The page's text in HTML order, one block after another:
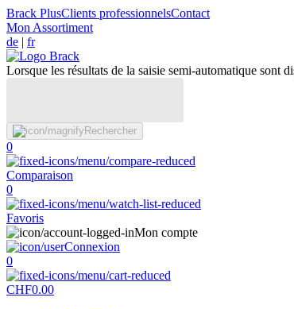
Brack PlusClients professionnelsContact
Mon Assortiment
de | fr
Lorsque les résultats de la saisie semi-automatique sont
Rechercher
0
Comparaison
0
Favoris
Mon compte
Connexion
0
CHF0.00